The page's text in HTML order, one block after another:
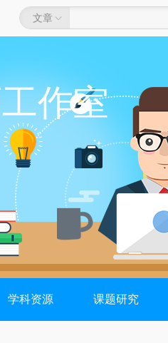
文章
作室
学科资源 课题研究